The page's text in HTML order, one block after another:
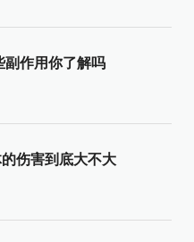
副作用你了解吗
伤害到底大不大